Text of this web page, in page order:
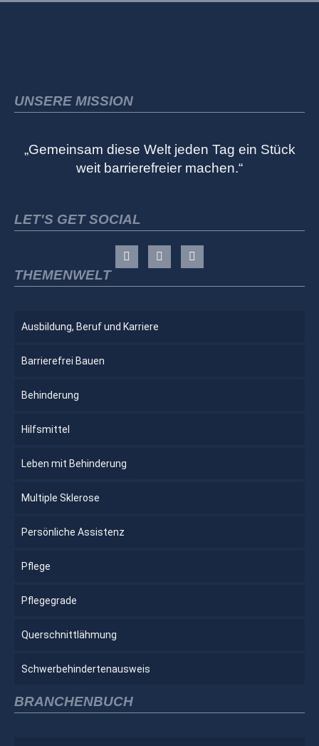
UNSERE MISSION
„Gemeinsam diese Welt jeden Tag ein Stück
weit barrierefreier machen.“
LET'S GET SOCIAL
THEMENWELT
Ausbildung, Beruf und Karriere
Barrierefrei Bauen
Behinderung
Hilfsmittel
Leben mit Behinderung
Multiple Sklerose
Persönliche Assistenz
Pflege
Pflegegrade
Querschnittlähmung
Schwerbehindertenausweis
BRANCHENBUCH